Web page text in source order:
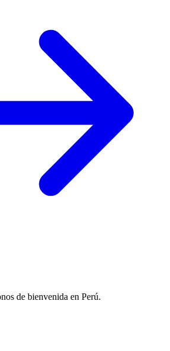
de bienvenida en Perú.